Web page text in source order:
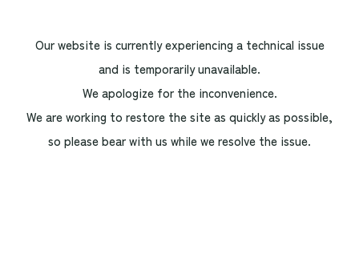
Our website is currently experiencing a technical issue
and is temporarily unavailable.
We apologize for the inconvenience.
We are working to restore the site as quickly as possible,
so please bear with us while we resolve the issue.